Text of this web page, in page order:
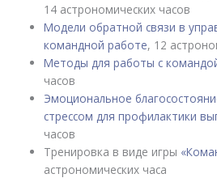
14 астрономических часов
Модели обратной связи в
командной работе, 12
Методы для работы с
часов
Эмоциональное
стрессом для профилактики
часов
Тренировка в виде игры
астрономических часа